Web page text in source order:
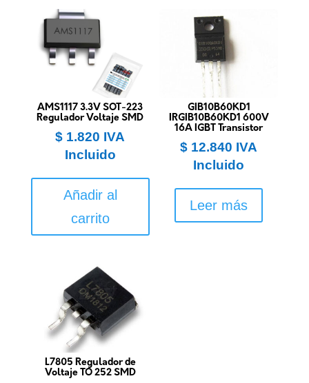
AMS1117 3.3V SOT-223
Regulador Voltaje SMD
$ 1.820 IVA
Incluido
Añadir al
carrito
GIB10B60KD1
IRGIB10B60KD1 600V
16A IGBT Transistor
$ 12.840 IVA
Incluido
Leer más
L7805 Regulador de
Voltaje TO 252 SMD